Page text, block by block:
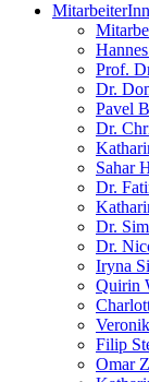
Prof.
Dr.
Pavel
Dr.
Sahar
Dr.
Dr.
Dr.
Iryna
Quirin
Filip
Omar